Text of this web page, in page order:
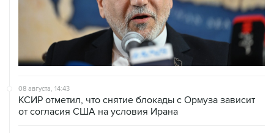
08 августа, 14:43
КСИР отметил, что снятие блокады с Ормуза зависит
от согласия США на условия Ирана